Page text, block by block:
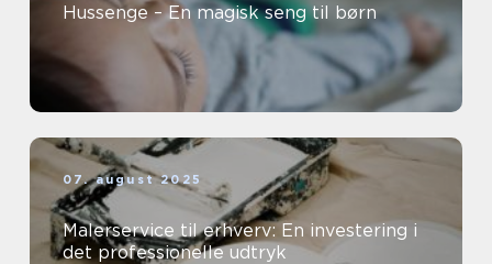
Hussenge – En magisk seng til børn
07. august 2025
Malerservice til erhverv: En investering i
det professionelle udtryk